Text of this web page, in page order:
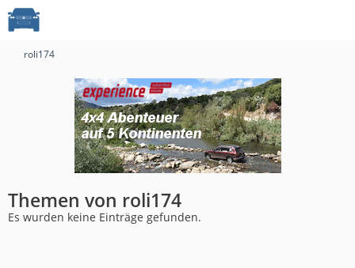
roli174
Themen von roli174
Es wurden keine Einträge gefunden.